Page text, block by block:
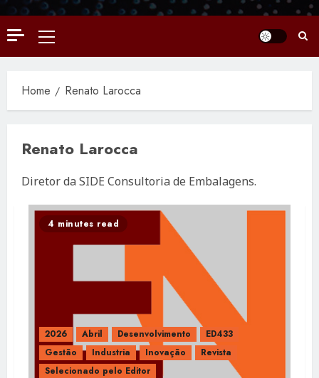
Primary
Menu
Home Renato Larocca
Renato Larocca
Diretor da SIDE Consultoria de Embalagens.
4 minutes read
2026 Abril Desenvolvimento
ED433
Gestão
Industria Inovação
Revista
Selecionado pelo Editor